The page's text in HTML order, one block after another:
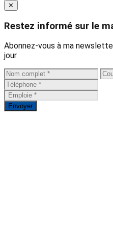
Close
✕
Restez informé sur le
Abonnez-vous à ma
jour.
Envoyer